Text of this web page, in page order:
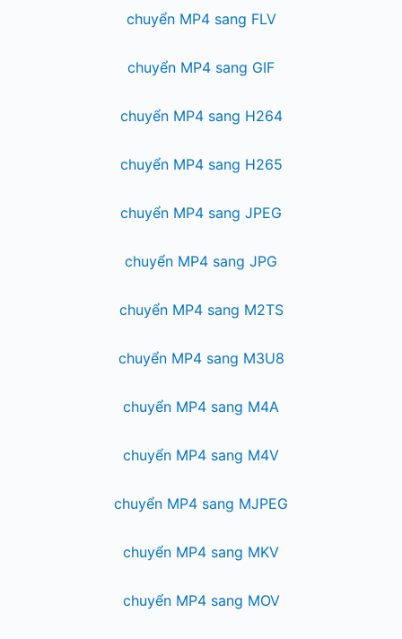
chuyển MP4 sang FLV
chuyển MP4 sang GIF
chuyển MP4 sang H264
chuyển MP4 sang H265
chuyển MP4 sang JPEG
chuyển MP4 sang JPG
chuyển MP4 sang M2TS
chuyển MP4 sang M3U8
chuyển MP4 sang M4A
chuyển MP4 sang M4V
chuyển MP4 sang MJPEG
chuyển MP4 sang MKV
chuyển MP4 sang MOV